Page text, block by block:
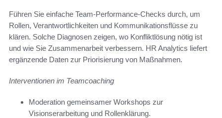
Führen Sie einfache Team-Performance-Checks durch, um
Rollen, Verantwortlichkeiten und Kommunikationsflüsse zu
klären. Solche Diagnosen zeigen, wo Konfliktlösung nötig ist
und wie Sie Zusammenarbeit verbessern. HR Analytics liefert
ergänzende Daten zur Priorisierung von Maßnahmen.
Interventionen im Teamcoaching
Moderation gemeinsamer Workshops zur
Visionserarbeitung und Rollenklärung.